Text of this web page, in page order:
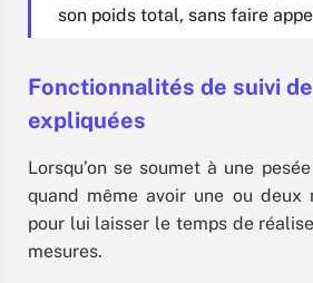
son poids total, sans faire
Fonctionnalités de suivi
expliquées
Lorsqu’on se soumet à une
quand même avoir une ou deux
pour lui laisser le temps de
mesures.